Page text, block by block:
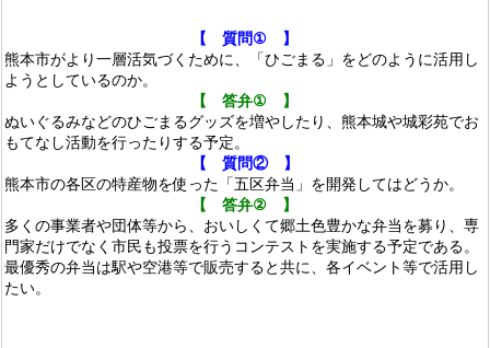
【 質問① 】
熊本市がより一層活気づくために、「ひごまる」をどのように活用し
ようとしているのか。
【 答弁① 】
ぬいぐるみなどのひごまるグッズを増やしたり、熊本城や城彩苑でお
もてなし活動を行ったりする予定。
【 質問②
】
熊本市の各区の特産物を使った「五区弁当」を開発してはどうか。
【 答弁② 】
多くの事業者や団体等から、おいしくて郷土色豊かな弁当を募り、専
門家だけでなく市民も投票を行うコンテストを実施する予定である。
最優秀の弁当は駅や空港等で販売すると共に、各イベント等で活用し
たい。